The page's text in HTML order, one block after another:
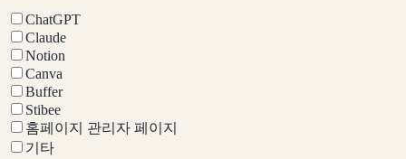
ChatGPT
Claude
Notion
Canva
Buffer
Stibee
홈페이지 관리자 페이지
기타